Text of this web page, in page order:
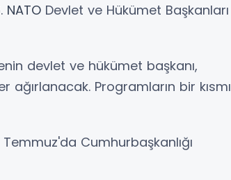
NATO Devlet ve Hükümet Başkanları
devlet ve hükümet başkanı,
Programların bir kısmı
Cumhurbaşkanlığı